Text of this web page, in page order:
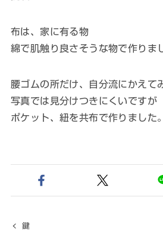
布は、家に有る物
綿で肌触り良さそうな物で作りま
腰ゴムの所だけ、自分流にかえて
写真では見分けつきにくいですが
ポケット、紐を共布で作りました。
鍵